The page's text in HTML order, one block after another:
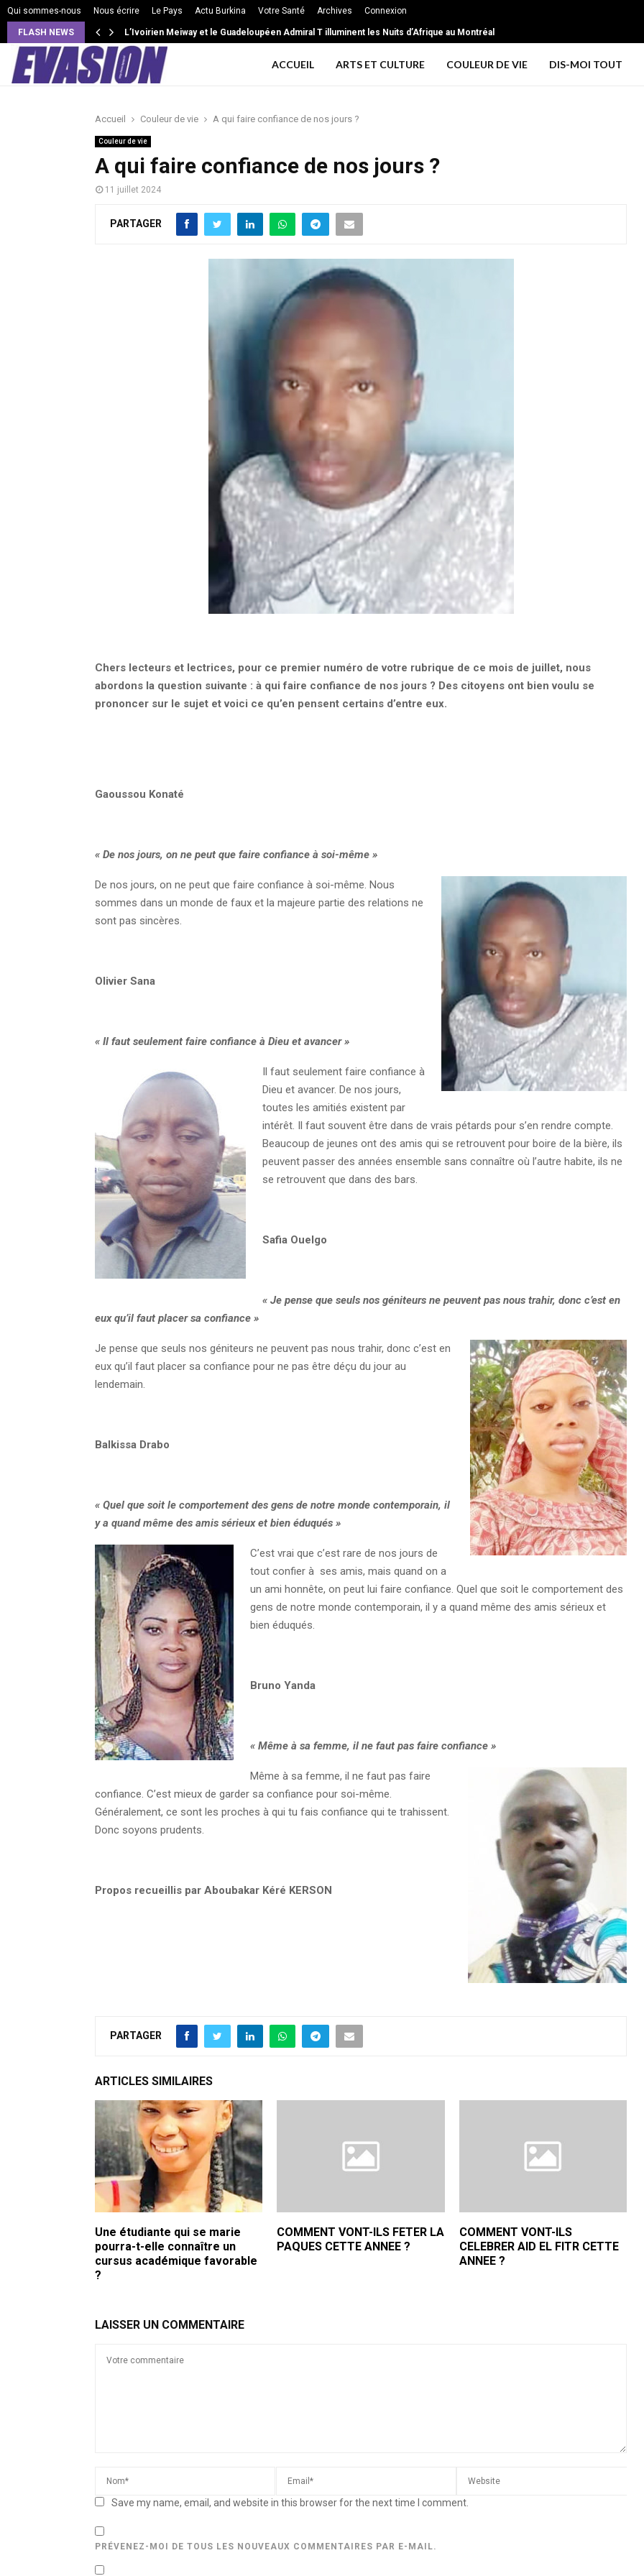
Qui sommes-nous Nous écrire Le Pays Actu Burkina Votre Santé Archives Connexion
FLASH NEWS L’Ivoirien Meiway et le Guadeloupéen Admiral T illuminent les Nuits d’Afrique au Montréal
ACCUEIL ARTS ET CULTURE COULEUR DE VIE DIS-MOI TOUT
Accueil Couleur de vie A qui faire confiance de nos jours ?
Couleur de vie
A qui faire confiance de nos jours ?
11 juillet 2024
PARTAGER
Chers lecteurs et lectrices, pour ce premier numéro de votre rubrique de ce mois de juillet, nous
abordons la question suivante : à qui faire confiance de nos jours ? Des citoyens ont bien voulu se
prononcer sur le sujet et voici ce qu’en pensent certains d’entre eux.
Gaoussou Konaté
« De nos jours, on ne peut que faire confiance à soi-même »
De nos jours, on ne peut que faire confiance à soi-même. Nous
sommes dans un monde de faux et la majeure partie des relations ne
sont pas sincères.
Olivier Sana
« Il faut seulement faire confiance à Dieu et avancer »
Il faut seulement faire confiance à
Dieu et avancer. De nos jours,
toutes les amitiés existent par
intérêt. Il faut souvent être dans de vrais pétards pour s’en rendre compte.
Beaucoup de jeunes ont des amis qui se retrouvent pour boire de la bière, ils
peuvent passer des années ensemble sans connaître où l’autre habite, ils ne
se retrouvent que dans des bars.
Safia Ouelgo
« Je pense que seuls nos géniteurs ne peuvent pas nous trahir, donc c’est en
eux qu’il faut placer sa confiance »
Je pense que seuls nos géniteurs ne peuvent pas nous trahir, donc c’est en
eux qu’il faut placer sa confiance pour ne pas être déçu du jour au
lendemain.
Balkissa Drabo
« Quel que soit le comportement des gens de notre monde contemporain, il
y a quand même des amis sérieux et bien éduqués »
C’est vrai que c’est rare de nos jours de
tout confier à ses amis, mais quand on a
un ami honnête, on peut lui faire confiance. Quel que soit le comportement des
gens de notre monde contemporain, il y a quand même des amis sérieux et
bien éduqués.
Bruno Yanda
« Même à sa femme, il ne faut pas faire confiance »
Même à sa femme, il ne faut pas faire
confiance. C’est mieux de garder sa confiance pour soi-même.
Généralement, ce sont les proches à qui tu fais confiance qui te trahissent.
Donc soyons prudents.
Propos recueillis par Aboubakar Kéré KERSON
PARTAGER
ARTICLES SIMILAIRES
Une étudiante qui se marie
pourra-t-elle connaître un
cursus académique favorable
?
COMMENT VONT-ILS FETER LA
PAQUES CETTE ANNEE ?
COMMENT VONT-ILS
CELEBRER AID EL FITR CETTE
ANNEE ?
LAISSER UN COMMENTAIRE
Save my name, email, and website in this browser for the next time I comment.
PRÉVENEZ-MOI DE TOUS LES NOUVEAUX COMMENTAIRES PAR E-MAIL.